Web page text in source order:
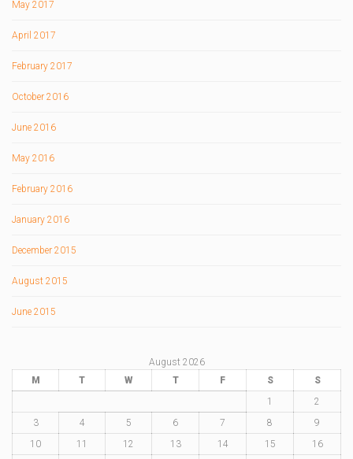
May 2017
April 2017
February 2017
October 2016
June 2016
May 2016
February 2016
January 2016
December 2015
August 2015
June 2015
August 2026
M
T W T F S
S
1
2
3
4 5 6 7 8
9
10
11 12 13 14 15
16